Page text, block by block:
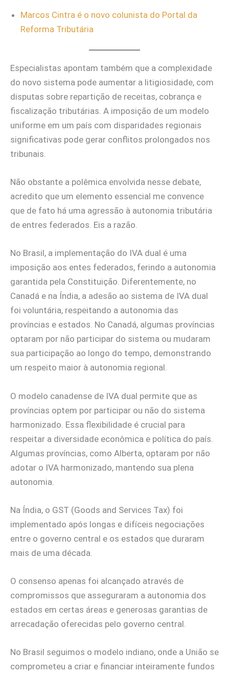
Marcos Cintra é o novo colunista do Portal da
Reforma Tributária
Especialistas apontam também que a complexidade
do novo sistema pode aumentar a litigiosidade, com
disputas sobre repartição de receitas, cobrança e
fiscalização tributárias. A imposição de um modelo
uniforme em um país com disparidades regionais
significativas pode gerar conflitos prolongados nos
tribunais.
Não obstante a polêmica envolvida nesse debate,
acredito que um elemento essencial me convence
que de fato há uma agressão à autonomia tributária
de entres federados. Eis a razão.
No Brasil, a implementação do IVA dual é uma
imposição aos entes federados, ferindo a autonomia
garantida pela Constituição. Diferentemente, no
Canadá e na Índia, a adesão ao sistema de IVA dual
foi voluntária, respeitando a autonomia das
províncias e estados. No Canadá, algumas províncias
optaram por não participar do sistema ou mudaram
sua participação ao longo do tempo, demonstrando
um respeito maior à autonomia regional.
O modelo canadense de IVA dual permite que as
províncias optem por participar ou não do sistema
harmonizado. Essa flexibilidade é crucial para
respeitar a diversidade econômica e política do país.
Algumas províncias, como Alberta, optaram por não
adotar o IVA harmonizado, mantendo sua plena
autonomia.
Na Índia, o GST (Goods and Services Tax) foi
implementado após longas e difíceis negociações
entre o governo central e os estados que duraram
mais de uma década.
O consenso apenas foi alcançado através de
compromissos que asseguraram a autonomia dos
estados em certas áreas e generosas garantias de
arrecadação oferecidas pelo governo central.
No Brasil seguimos o modelo indiano, onde a União se
comprometeu a criar e financiar inteiramente fundos